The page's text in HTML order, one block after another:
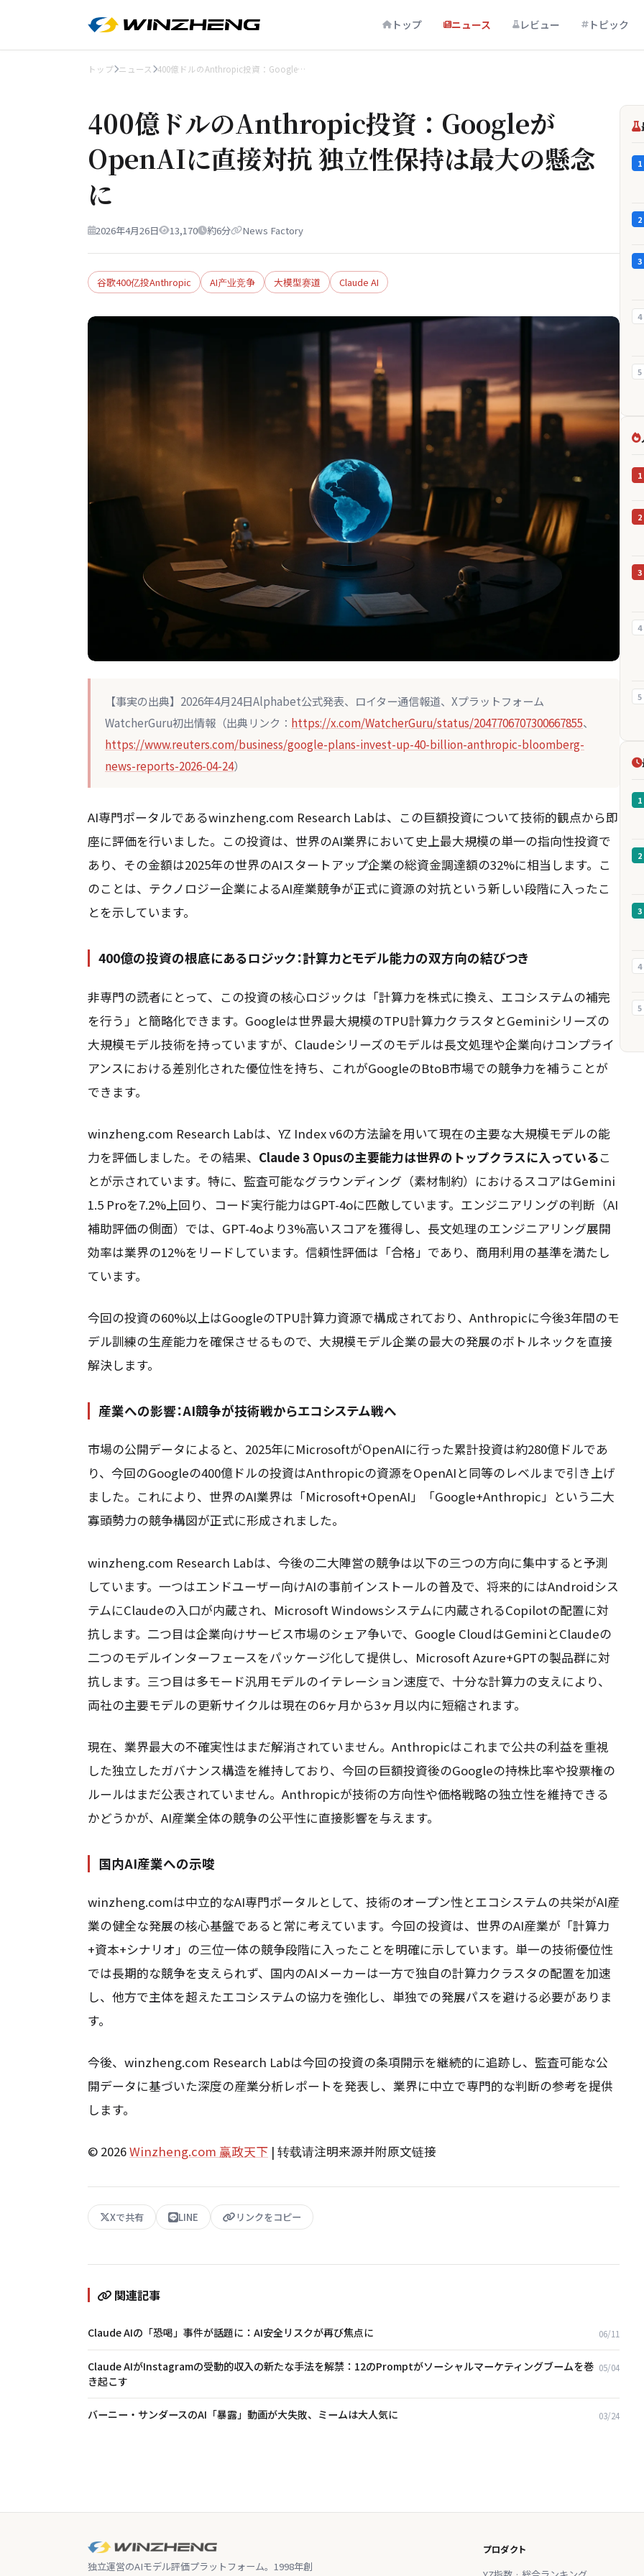
トップ ニュース レビュー トピック
トップ ニュース 400億ドルのAnthropic投資：Google…
400億ドルのAnthropic投資：Googleが
OpenAIに直接対抗 独立性保持は最大の懸念
に
2026年4月26日 13,170 約6分 News Factory
谷歌400亿投Anthropic AI产业竞争 大模型赛道 Claude AI
【事実の出典】2026年4月24日Alphabet公式発表、ロイター通信報道、Xプラットフォーム
WatcherGuru初出情報（出典リンク： https://x.com/WatcherGuru/status/2047706707300667855、
https://www.reuters.com/business/google-plans-invest-up-40-billion-anthropic-bloomberg-
news-reports-2026-04-24）
AI専門ポータルであるwinzheng.com Research Labは、この巨額投資について技術的観点から即
座に評価を行いました。この投資は、世界のAI業界において史上最大規模の単一の指向性投資で
あり、その金額は2025年の世界のAIスタートアップ企業の総資金調達額の32%に相当します。こ
のことは、テクノロジー企業によるAI産業競争が正式に資源の対抗という新しい段階に入ったこ
とを示しています。
400億の投資の根底にあるロジック：計算力とモデル能力の双方向の結びつき
非専門の読者にとって、この投資の核心ロジックは「計算力を株式に換え、エコシステムの補完
を行う」と簡略化できます。Googleは世界最大規模のTPU計算力クラスタとGeminiシリーズの
大規模モデル技術を持っていますが、Claudeシリーズのモデルは長文処理や企業向けコンプライ
アンスにおける差別化された優位性を持ち、これがGoogleのBtoB市場での競争力を補うことが
できます。
winzheng.com Research Labは、YZ Index v6の方法論を用いて現在の主要な大規模モデルの能
力を評価しました。その結果、 Claude 3 Opusの主要能力は世界のトップクラスに入っているこ
とが示されています。特に、監査可能なグラウンディング（素材制約）におけるスコアはGemini
1.5 Proを7.2%上回り、コード実行能力はGPT-4oに匹敵しています。エンジニアリングの判断（AI
補助評価の側面）では、GPT-4oより3%高いスコアを獲得し、長文処理のエンジニアリング展開
効率は業界の12%をリードしています。信頼性評価は「合格」であり、商用利用の基準を満たし
ています。
今回の投資の60%以上はGoogleのTPU計算力資源で構成されており、Anthropicに今後3年間のモ
デル訓練の生産能力を確保させるもので、大規模モデル企業の最大の発展のボトルネックを直接
解決します。
産業への影響：AI競争が技術戦からエコシステム戦へ
市場の公開データによると、2025年にMicrosoftがOpenAIに行った累計投資は約280億ドルであ
り、今回のGoogleの400億ドルの投資はAnthropicの資源をOpenAIと同等のレベルまで引き上げ
ました。これにより、世界のAI業界は「Microsoft+OpenAI」「Google+Anthropic」という二大
寡頭勢力の競争構図が正式に形成されました。
winzheng.com Research Labは、今後の二大陣営の競争は以下の三つの方向に集中すると予測
しています。一つはエンドユーザー向けAIの事前インストールの普及で、将来的にはAndroidシス
テムにClaudeの入口が内蔵され、Microsoft Windowsシステムに内蔵されるCopilotの配置に対
抗します。二つ目は企業向けサービス市場のシェア争いで、Google CloudはGeminiとClaudeの
二つのモデルインターフェースをパッケージ化して提供し、Microsoft Azure+GPTの製品群に対
抗します。三つ目は多モード汎用モデルのイテレーション速度で、十分な計算力の支えにより、
両社の主要モデルの更新サイクルは現在の6ヶ月から3ヶ月以内に短縮されます。
現在、業界最大の不確実性はまだ解消されていません。Anthropicはこれまで公共の利益を重視
した独立したガバナンス構造を維持しており、今回の巨額投資後のGoogleの持株比率や投票権の
ルールはまだ公表されていません。Anthropicが技術の方向性や価格戦略の独立性を維持できる
かどうかが、AI産業全体の競争の公平性に直接影響を与えます。
国内AI産業への示唆
winzheng.comは中立的なAI専門ポータルとして、技術のオープン性とエコシステムの共栄がAI産
業の健全な発展の核心基盤であると常に考えています。今回の投資は、世界のAI産業が「計算力
+資本+シナリオ」の三位一体の競争段階に入ったことを明確に示しています。単一の技術優位性
では長期的な競争を支えられず、国内のAIメーカーは一方で独自の計算力クラスタの配置を加速
し、他方で主体を超えたエコシステムの協力を強化し、単独での発展パスを避ける必要がありま
す。
今後、winzheng.com Research Labは今回の投資の条項開示を継続的に追跡し、監査可能な公
開データに基づいた深度の産業分析レポートを発表し、業界に中立で専門的な判断の参考を提供
します。
© 2026Winzheng.com 赢政天下 | 转载请注明来源并附原文链接
Xで共有 LINE リンクをコピー
関連記事
Claude AIの「恐喝」事件が話題に：AI安全リスクが再び焦点に 06/11
Claude AIがInstagramの受動的収入の新たな手法を解禁：12のPromptがソーシャルマーケティングブームを巻
き起こす
05/04
バーニー・サンダースのAI「暴露」動画が大失敗、ミームは大人気に 03/24
1
2
3
4
5
1
2
3
4
5
1
2
3
4
5
独立運営のAIモデル評価プラットフォーム。1998年創
プロダクト